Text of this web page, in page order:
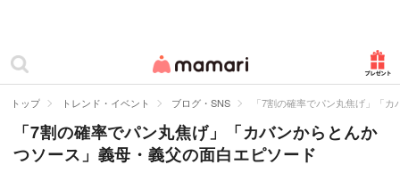
ママリ
カテゴリー一覧
妊娠
トップ トレンド・イベント ブログ・SNS 「7割の確率でパン丸焦げ」「
「7割の確率でパン丸焦げ」「カバンからとんか
つソース」義母・義父の面白エピソード